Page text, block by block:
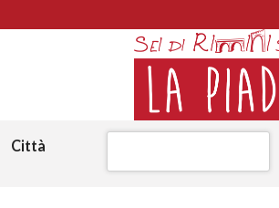
Città